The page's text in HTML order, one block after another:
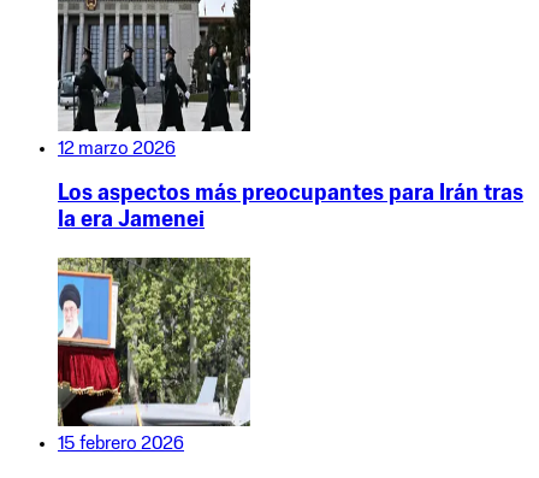
12 marzo 2026
Los aspectos más preocupantes para Irán tras
la era Jamenei
15 febrero 2026